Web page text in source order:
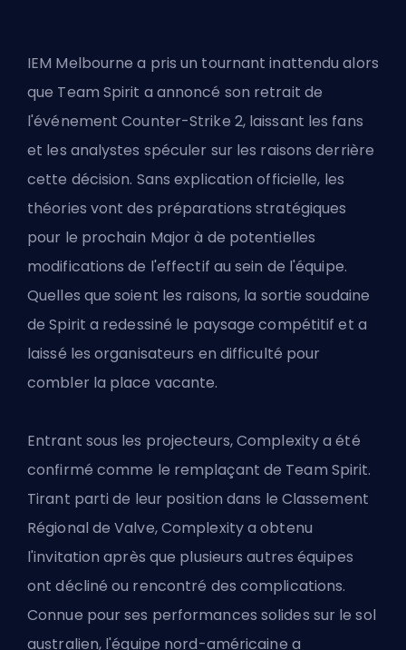
IEM Melbourne a pris un tournant inattendu alors
que Team Spirit a annoncé son retrait de
l'événement Counter-Strike 2, laissant les fans
et les analystes spéculer sur les raisons derrière
cette décision. Sans explication officielle, les
théories vont des préparations stratégiques
pour le prochain Major à de potentielles
modifications de l'effectif au sein de l'équipe.
Quelles que soient les raisons, la sortie soudaine
de Spirit a redessiné le paysage compétitif et a
laissé les organisateurs en difficulté pour
combler la place vacante.
Entrant sous les projecteurs, Complexity a été
confirmé comme le remplaçant de Team Spirit.
Tirant parti de leur position dans le Classement
Régional de Valve, Complexity a obtenu
l'invitation après que plusieurs autres équipes
ont décliné ou rencontré des complications.
Connue pour ses performances solides sur le sol
australien, l'équipe nord-américaine a